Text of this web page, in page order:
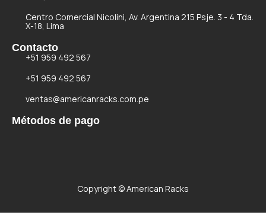
Centro Comercial Nicolini, Av. Argentina 215 Psje. 3 - 4 Tda.
X-18, Lima
Contacto
+51 959 492 567
+51 959 492 567
ventas@americanracks.com.pe
Métodos de pago
Copyright © American Racks